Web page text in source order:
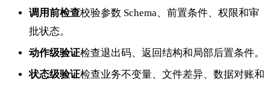
调用前检查校验参数 Schema、前置条件、权限和审
批状态。
动作级验证检查退出码、返回结构和局部后置条件。
状态级验证检查业务不变量、文件差异、数据对账和